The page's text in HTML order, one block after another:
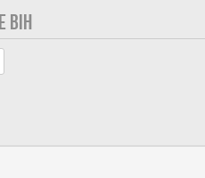
BIH